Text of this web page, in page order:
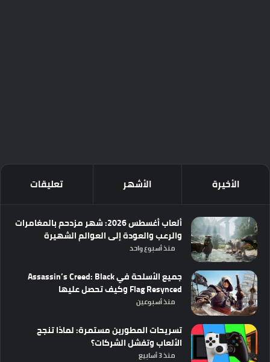
الأخيرة الأشهر تعليقات
ألعاب أغسطس 2026: شهر مزدحم بالمغامرات
والرعب والعودة إلى العوالم الشهيرة
منذ أسبوع واحد
جميع الأسلحة في Assassin’s Creed: Black
Flag Resynced وكيف تحصل عليها
منذ أسبوعين
تسريحات المطورين مستمرة: لماذا تنجح
الألعاب وتفشل الشركات؟
منذ 3 أسابيع